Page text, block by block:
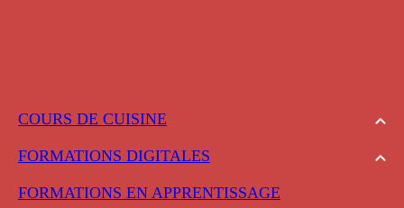
COURS DE CUISINE
FORMATIONS DIGITALES
FORMATIONS EN APPRENTISSAGE